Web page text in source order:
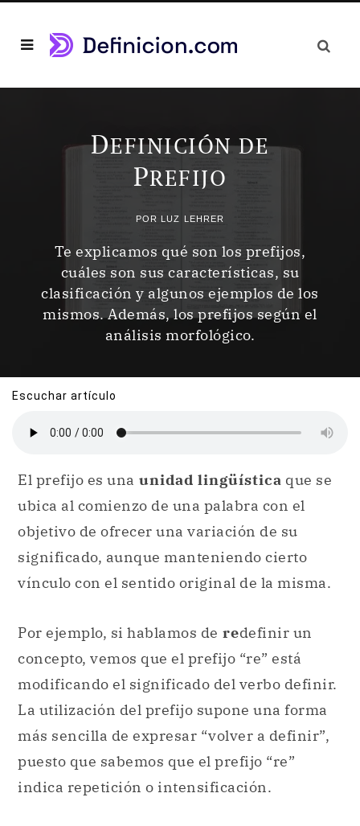
DEFINICIÓN DE
PREFIJO
POR LUZ LEHRER
Te explicamos qué son los prefijos,
cuáles son sus características, su
clasificación y algunos ejemplos de los
mismos. Además, los prefijos según el
análisis morfológico.
Escuchar artículo
El prefijo es una unidad lingüística que se
ubica al comienzo de una palabra con el
objetivo de ofrecer una variación de su
significado, aunque manteniendo cierto
vínculo con el sentido original de la misma.
Por ejemplo, si hablamos de redefinir un
concepto, vemos que el prefijo “re” está
modificando el significado del verbo definir.
La utilización del prefijo supone una forma
más sencilla de expresar “volver a definir”,
puesto que sabemos que el prefijo “re”
indica repetición o intensificación.